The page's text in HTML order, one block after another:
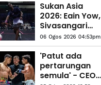
Sukan Asia
2026: Eain Yow,
Sivasangari
galas misi besar
buru tiket ke
LA28
06 Ogos 2026 04:53pm
'Patut ada
pertarungan
semula' - CEO